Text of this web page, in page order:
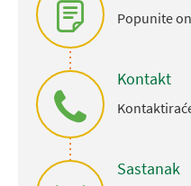
Popunite
Kontakt
Sastanak